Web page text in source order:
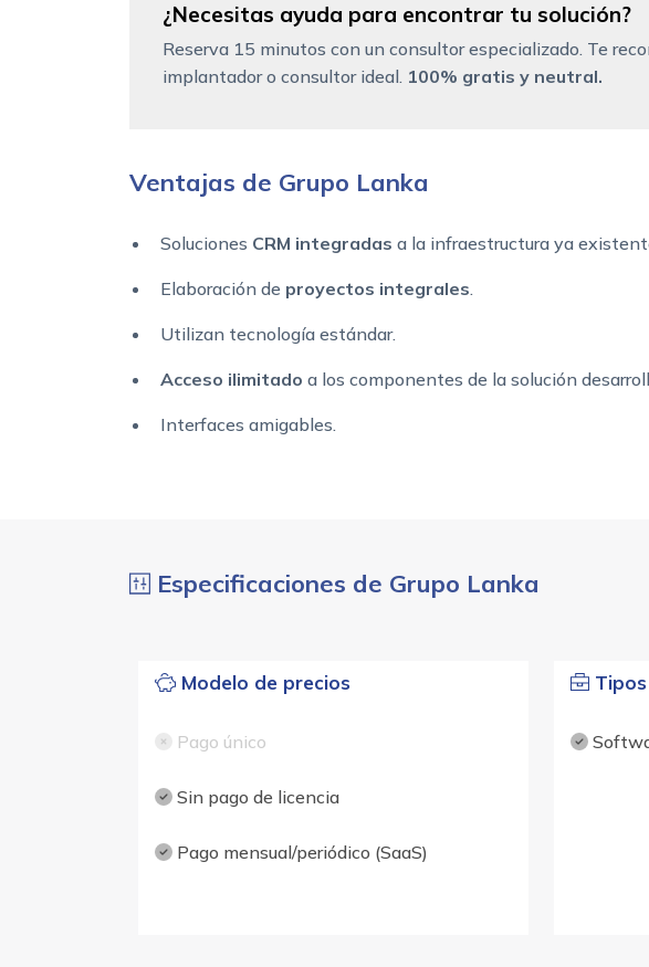
¿Necesitas ayuda para encontrar tu solución?
Reserva 15 minutos con un consultor especializado. Te
implantador o consultor ideal. 100% gratis y neutral.
Ventajas de Grupo Lanka
Soluciones CRM integradas a la infraestructura ya
Elaboración de proyectos integrales.
Utilizan tecnología estándar.
Acceso ilimitado a los componentes de la solución
Interfaces amigables.
Especificaciones de Grupo Lanka
Modelo de precios
Pago único
Sin pago de licencia
Pago mensual/periódico (SaaS)